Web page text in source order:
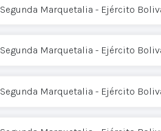
Segunda Marquetalia - Ejército
Segunda Marquetalia - Ejército
Segunda Marquetalia - Ejército